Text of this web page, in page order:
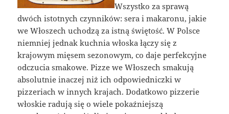
Wszystko za sprawą
dwóch istotnych czynników: sera i makaronu, jakie
we Włoszech uchodzą za istną świętość. W Polsce
niemniej jednak kuchnia włoska łączy się z
krajowym mięsem sezonowym, co daje perfekcyjne
odczucia smakowe. Pizze we Włoszech smakują
absolutnie inaczej niż ich odpowiedniczki w
pizzeriach w innych krajach. Dodatkowo pizzerie
włoskie radują się o wiele pokaźniejszą